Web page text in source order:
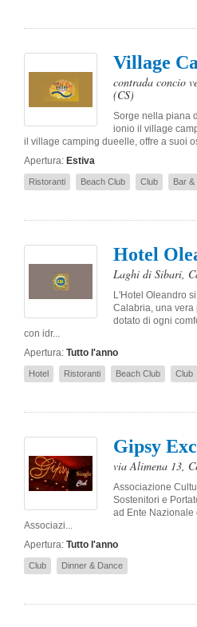
Village
contrada concio
(CS)
Sorge nella piana
ionio il village
il village camping dueelle, offre a suoi
Apertura: Estiva
Ristoranti Beach Club Club Bar &
Hotel
Laghi di Sibari,
L'Hotel Oleandro
Calabria, una vera
dotato di ogni
con idr...
Apertura: Tutto l'anno
Hotel Ristoranti Beach Club Club
Gipsy
via Alimena 13,
Associazione
Sostenitori e
ad Ente Nazionale
Associazi...
Apertura: Tutto l'anno
Club Dinner & Dance